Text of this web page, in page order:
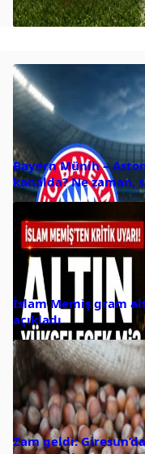
Bayern Münih –
kanalda? Ne zaman,
İslam Memiş gram
açıkladı
Zam geldi: